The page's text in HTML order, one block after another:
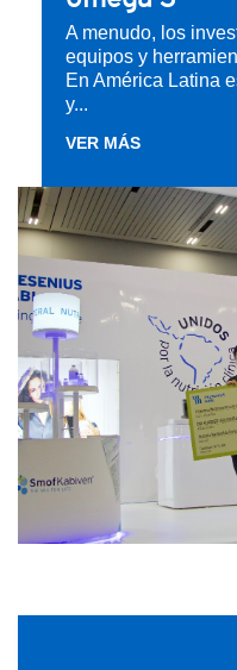
A menudo, los
equipos y
En América Latina
y...
VER MÁS